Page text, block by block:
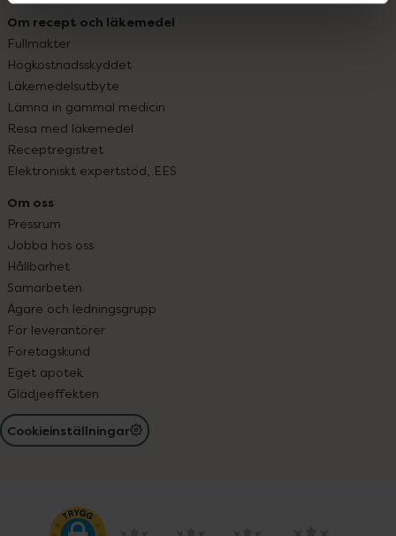
Om recept och läkemedel
Fullmakter
Högkostnadsskyddet
Läkemedelsutbyte
Lämna in gammal medicin
Resa med läkemedel
Receptregistret
Elektroniskt expertstöd, EES
Om oss
Pressrum
Jobba hos oss
Hållbarhet
Samarbeten
Ägare och ledningsgrupp
För leverantörer
Företagskund
Eget apotek
Glädjeeffekten
Cookieinställningar